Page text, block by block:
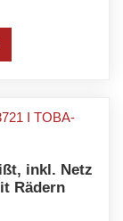
inkl. Netz
Rädern